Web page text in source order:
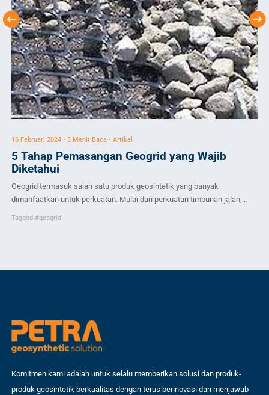
16 Februari 2024 • 3 Menit Baca • Artikel
5 Tahap Pemasangan Geogrid yang Wajib
Diketahui
Geogrid termasuk salah satu produk geosintetik yang banyak
dimanfaatkan untuk perkuatan. Mulai dari perkuatan timbunan jalan,
dasar timbunan hingga perkuatan lereng. Material ini memiliki bukaan
Tagged #geogrid
Komitmen kami adalah untuk selalu memberikan solusi dan produk-
produk geosintetik berkualitas dengan terus berinovasi dan menjawab